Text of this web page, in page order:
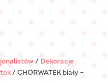
/ Dekoracje
/ CHORWATEK biały –